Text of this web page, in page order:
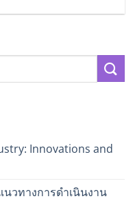
Innovations and
วทางการดำเนินงาน